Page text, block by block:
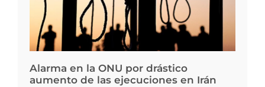
Alarma en la ONU por drástico
aumento de las ejecuciones en Irán